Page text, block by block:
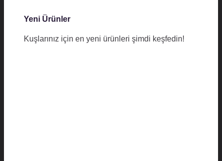
Yeni Ürünler
Kuşlarınız için en yeni ürünleri şimdi keşfedin!